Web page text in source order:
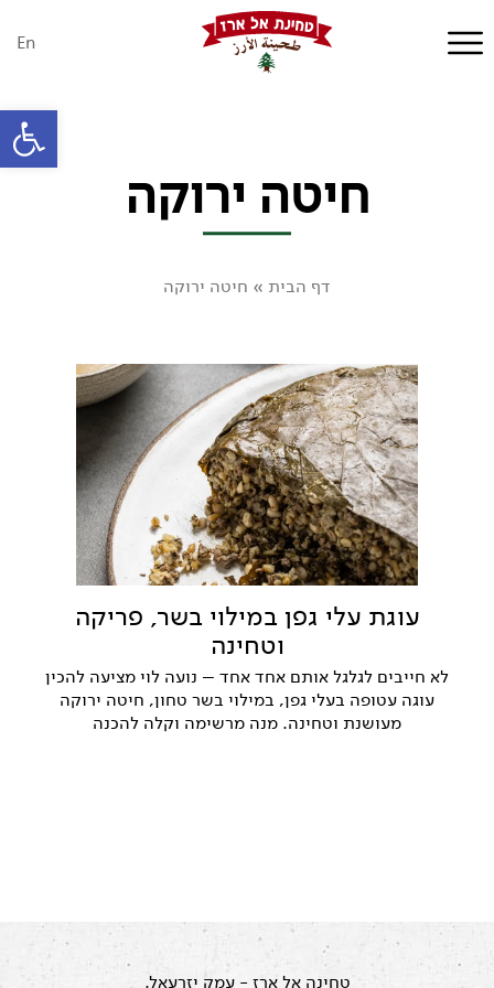
פתח
En
חיטה ירוקה
דף הבית » חיטה ירוקה
עוגת עלי גפן במילוי בשר, פריקה
וטחינה
לא חייבים לגלגל אותם אחד אחד – נועה לוי מציעה להכין
עוגה עטופה בעלי גפן, במילוי בשר טחון, חיטה ירוקה
מעושנת וטחינה. מנה מרשימה וקלה להכנה
טחינה אל ארז- עמק יזרעאל.